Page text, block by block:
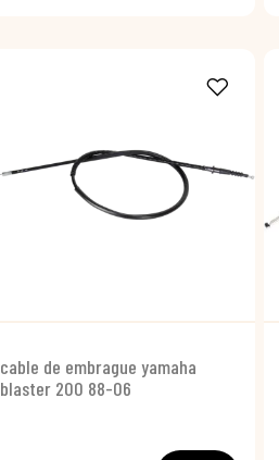
cable de embrague yamaha
blaster 200 88-06